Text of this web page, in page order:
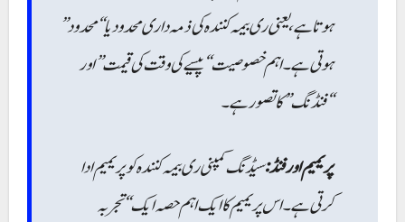
ہوتا ہے، یعنی ری بیمہ کنندہ کی ذمہ داری محدود یا “محدود”
ہوتی ہے۔ اہم خصوصیت “پیسے کی وقت کی قیمت” اور
“فنڈنگ” کا تصور ہے۔
پریمیم اور فنڈ:سیڈنگ کمپنی ری بیمہ کنندہ کو پریمیم ادا
کرتی ہے۔ اس پریمیم کا ایک اہم حصہ ایک “تجربہ